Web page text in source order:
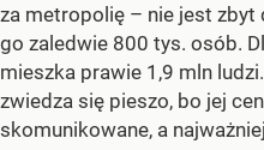
za metropolię – nie jest zbyt
go zaledwie 800 tys. osób.
mieszka prawie 1,9 mln
zwiedza się pieszo, bo jej
skomunikowane, a